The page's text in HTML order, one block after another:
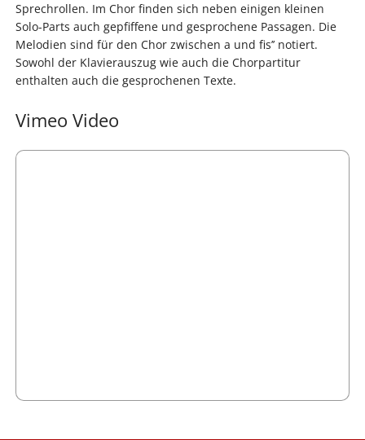
Sprechrollen. Im Chor finden sich neben einigen kleinen
Solo-Parts auch gepfiffene und gesprochene Passagen. Die
Melodien sind für den Chor zwischen a und fis’’ notiert.
Sowohl der Klavierauszug wie auch die Chorpartitur
enthalten auch die gesprochenen Texte.
Vimeo Video